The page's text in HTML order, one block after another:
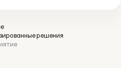
решения